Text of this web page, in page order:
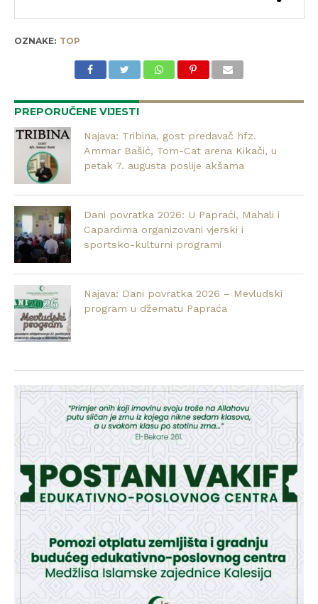
OZNAKE: TOP
PREPORUČENE VIJESTI
Najava: Tribina, gost predavač hfz.
Ammar Bašić, Tom-Cat arena Kikači, u
petak 7. augusta poslije akšama
Dani povratka 2026: U Papraći, Mahali i
Capardima organizovani vjerski i
sportsko-kulturni programi
Najava: Dani povratka 2026 – Mevludski
program u džematu Papraća